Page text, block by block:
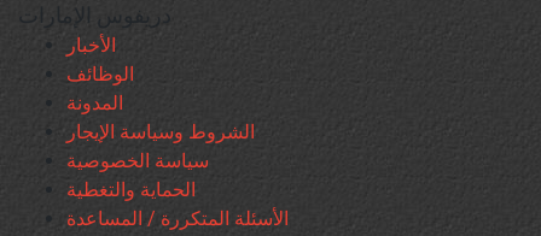
دريفوس الإمارات
الأخبار
الوظائف
المدونة
الشروط وسياسة الإيجار
سياسة الخصوصية
الحماية والتغطية
الأسئلة المتكررة / المساعدة